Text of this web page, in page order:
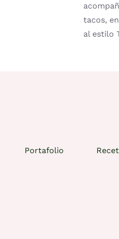
tacos,
al estilo
Portafolio